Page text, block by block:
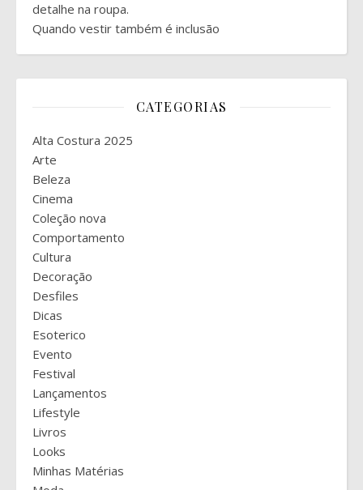
detalhe na roupa.
Quando vestir também é inclusão
CATEGORIAS
Alta Costura 2025
Arte
Beleza
Cinema
Coleção nova
Comportamento
Cultura
Decoração
Desfiles
Dicas
Esoterico
Evento
Festival
Lançamentos
Lifestyle
Livros
Looks
Minhas Matérias